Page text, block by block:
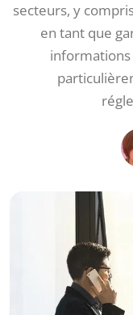
secteurs, y
en tant que